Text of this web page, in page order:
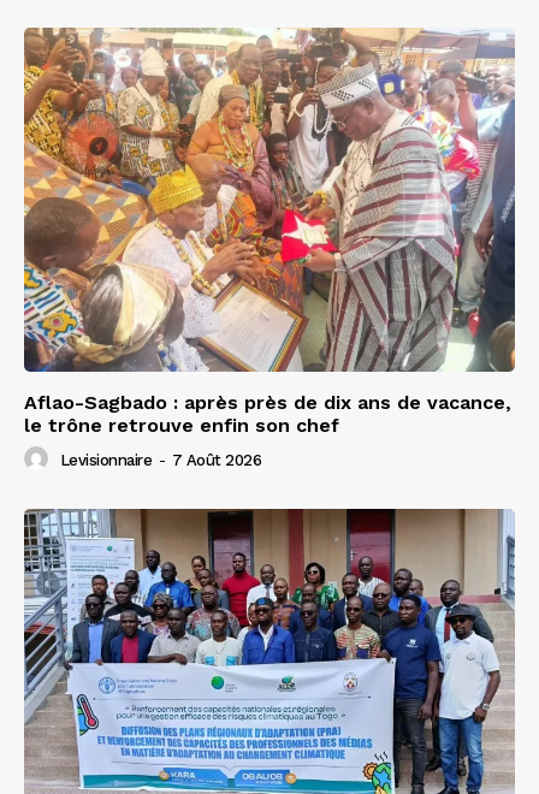
Aflao-Sagbado : après près de dix ans de vacance,
le trône retrouve enfin son chef
Levisionnaire - 7 Août 2026